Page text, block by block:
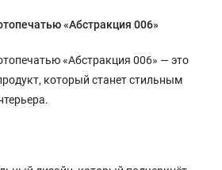
«Абстракция 006»
«Абстракция 006» — это
который станет стильным